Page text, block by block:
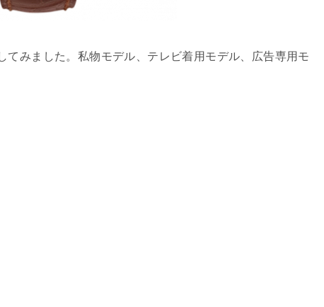
みました。私物モデル、テレビ着用モデル、広告専用モ